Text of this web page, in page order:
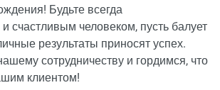
Будьте всегда
счастливым человеком, пусть балует
результаты приносят успех.
сотрудничеству и гордимся, что
клиентом!